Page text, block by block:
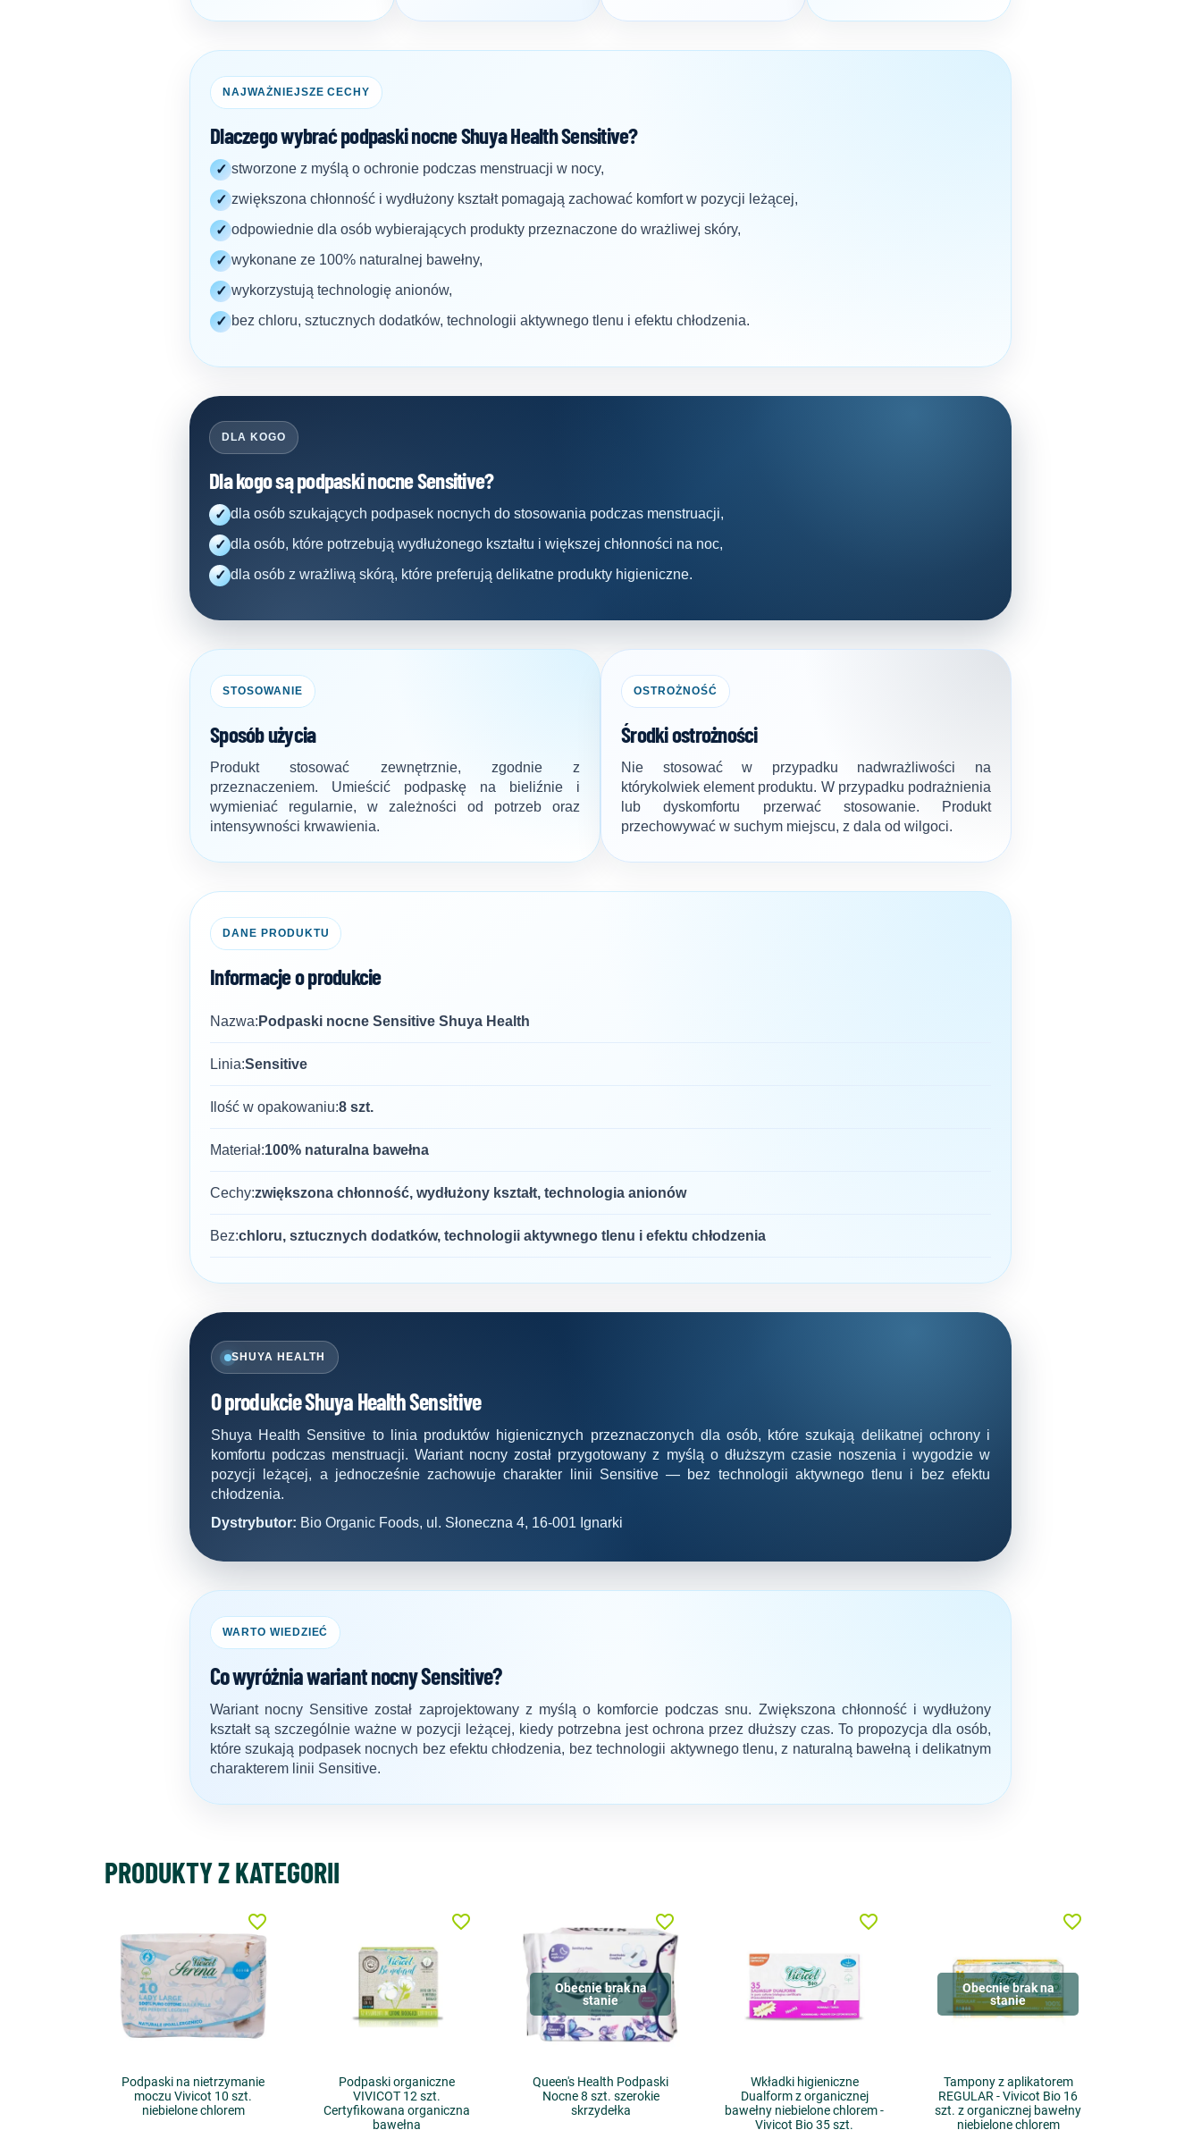
NAJWAŻNIEJSZE CECHY
Dlaczego wybrać podpaski nocne Shuya Health Sensitive?
✓ stworzone z myślą o ochronie podczas menstruacji w nocy,
✓ zwiększona chłonność i wydłużony kształt pomagają zachować komfort w pozycji leżącej,
✓ odpowiednie dla osób wybierających produkty przeznaczone do wrażliwej skóry,
✓ wykonane ze 100% naturalnej bawełny,
✓ wykorzystują technologię anionów,
✓ bez chloru, sztucznych dodatków, technologii aktywnego tlenu i efektu chłodzenia.
DLA KOGO
Dla kogo są podpaski nocne Sensitive?
✓ dla osób szukających podpasek nocnych do stosowania podczas menstruacji,
✓ dla osób, które potrzebują wydłużonego kształtu i większej chłonności na noc,
✓ dla osób z wrażliwą skórą, które preferują delikatne produkty higieniczne.
STOSOWANIE
Sposób użycia
Produkt stosować zewnętrznie, zgodnie z
przeznaczeniem. Umieścić podpaskę na bieliźnie i
wymieniać regularnie, w zależności od potrzeb oraz
intensywności krwawienia.
OSTROŻNOŚĆ
Środki ostrożności
Nie stosować w przypadku nadwrażliwości na
którykolwiek element produktu. W przypadku podrażnienia
lub dyskomfortu przerwać stosowanie. Produkt
przechowywać w suchym miejscu, z dala od wilgoci.
DANE PRODUKTU
Informacje o produkcie
Nazwa: Podpaski nocne Sensitive Shuya Health
Linia:Sensitive
Ilość w opakowaniu:8 szt.
Materiał:100% naturalna bawełna
Cechy:zwiększona chłonność, wydłużony kształt, technologia anionów
Bez:chloru, sztucznych dodatków, technologii aktywnego tlenu i efektu chłodzenia
SHUYA HEALTH
O produkcie Shuya Health Sensitive
Shuya Health Sensitive to linia produktów higienicznych przeznaczonych dla osób, które szukają delikatnej ochrony i
komfortu podczas menstruacji. Wariant nocny został przygotowany z myślą o dłuższym czasie noszenia i wygodzie w
pozycji leżącej, a jednocześnie zachowuje charakter linii Sensitive — bez technologii aktywnego tlenu i bez efektu
chłodzenia.
Dystrybutor: Bio Organic Foods, ul. Słoneczna 4, 16-001 Ignarki
WARTO WIEDZIEĆ
Co wyróżnia wariant nocny Sensitive?
Wariant nocny Sensitive został zaprojektowany z myślą o komforcie podczas snu. Zwiększona chłonność i wydłużony
kształt są szczególnie ważne w pozycji leżącej, kiedy potrzebna jest ochrona przez dłuższy czas. To propozycja dla osób,
które szukają podpasek nocnych bez efektu chłodzenia, bez technologii aktywnego tlenu, z naturalną bawełną i delikatnym
charakterem linii Sensitive.
PRODUKTY Z KATEGORII
Podpaski na nietrzymanie
moczu Vivicot 10 szt.
niebielone chlorem
favorite_border
Podpaski organiczne
VIVICOT 12 szt.
Certyfikowana organiczna
bawełna
favorite_border
Obecnie brak na
stanie
Queen's Health Podpaski
Nocne 8 szt. szerokie
skrzydełka
favorite_border
Wkładki higieniczne
Dualform z organicznej
bawełny niebielone chlorem -
Vivicot Bio 35 szt.
favorite_border
Obecnie brak na
stanie
Tampony z aplikatorem
REGULAR - Vivicot Bio 16
szt. z organicznej bawełny
niebielone chlorem
favorite_border